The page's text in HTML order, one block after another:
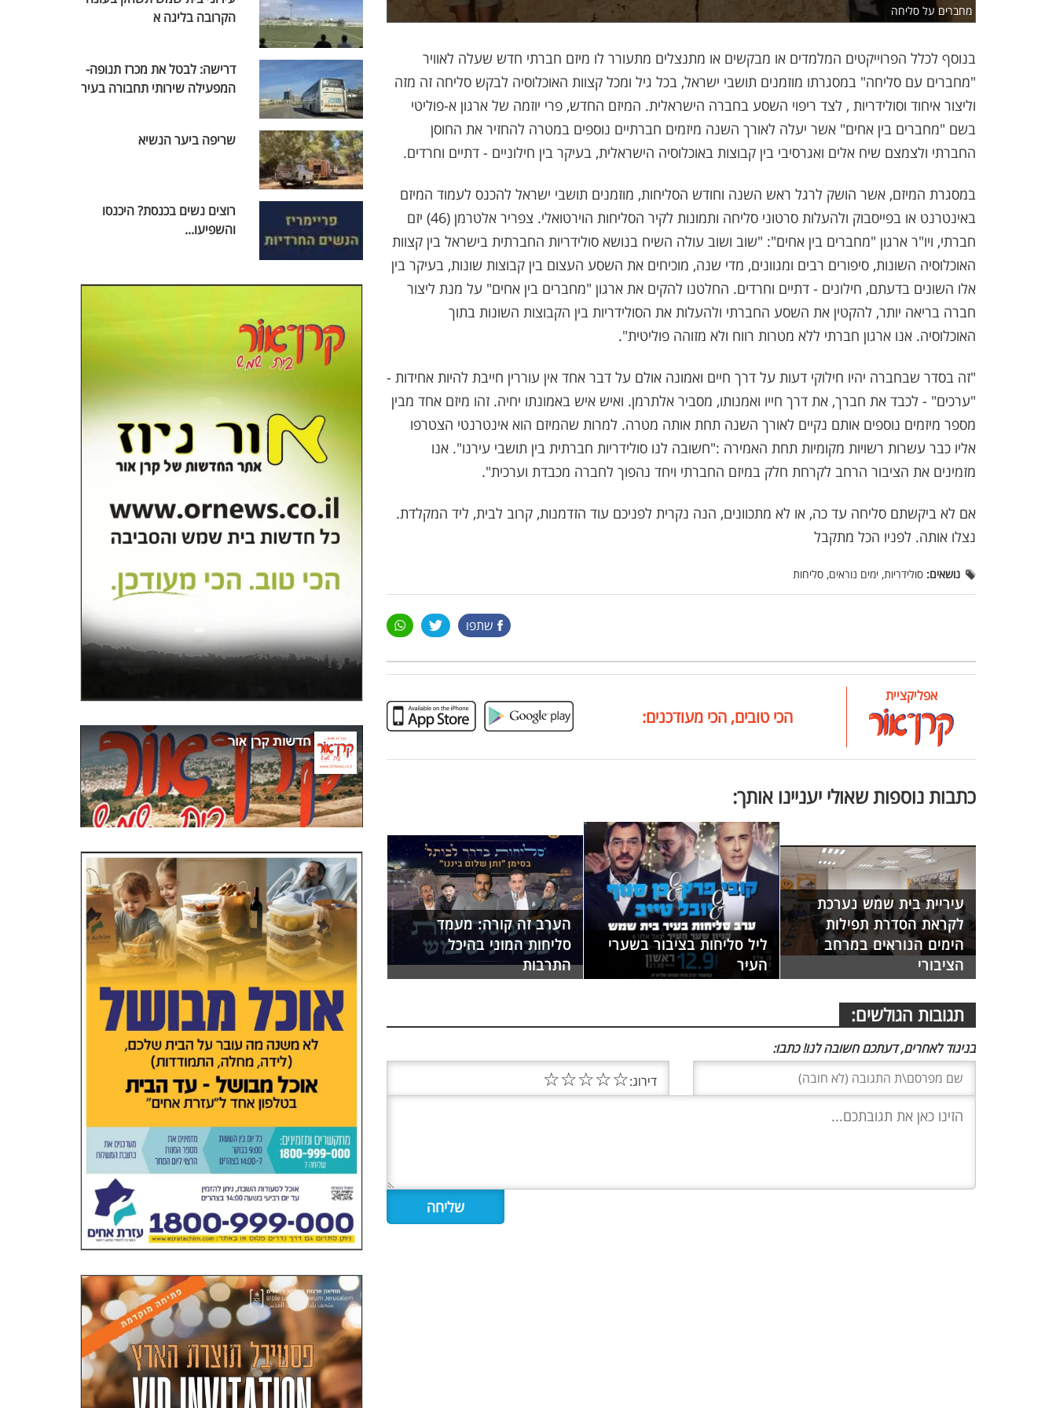
מחברים על סליחה
בנוסף לכלל הפרוייקטים המלמדים או מבקשים או מתנצלים מתעורר לו מיזם חברתי חדש שעלה לאוויר
"מחברים עם סליחה" במסגרתו מוזמנים תושבי ישראל, בכל גיל ומכל קצוות האוכלוסיה לבקש סליחה זה מזה
וליצור איחוד וסולידריות , לצד ריפוי השסע בחברה הישראלית. המיזם החדש, פרי יוזמה של ארגון א-פוליטי
בשם "מחברים בין אחים" אשר יעלה לאורך השנה מיזמים חברתיים נוספים במטרה להחזיר את החוסן
החברתי ולצמצם שיח אלים ואגרסיבי בין קבוצות באוכלוסיה הישראלית, בעיקר בין חילוניים - דתיים וחרדים.
במסגרת המיזם, אשר הושק לרגל ראש השנה וחודש הסליחות, מוזמנים תושבי ישראל להכנס לעמוד המיזם
באינטרנט או בפייסבוק ולהעלות סרטוני סליחה ותמונות לקיר הסליחות הוירטואלי. צפריר אלטרמן (46) יזם
חברתי, ויו"ר ארגון "מחברים בין אחים": "שוב ושוב עולה השיח בנושא סולידריות החברתית בישראל בין קצוות
האוכלוסיה השונות, סיפורים רבים ומגוונים, מדי שנה, מוכיחים את השסע העצום בין קבוצות שונות, בעיקר בין
אלו השונים בדעתם, חילונים - דתיים וחרדים. החלטנו להקים את ארגון "מחברים בין אחים" על מנת ליצור
חברה בריאה יותר, להקטין את השסע החברתי ולהעלות את הסולידריות בין הקבוצות השונות בתוך
האוכלוסיה. אנו ארגון חברתי ללא מטרות רווח ולא מזוהה פוליטית".
"זה בסדר שבחברה יהיו חילוקי דעות על דרך חיים ואמונה אולם על דבר אחד אין עוררין חייבת להיות אחידות -
"ערכים" - לכבד את חברך, את דרך חייו ואמנותו, מסביר אלתרמן. ואיש איש באמונתו יחיה. זהו מיזם אחד מבין
מספר מיזמים נוספים אותם נקיים לאורך השנה תחת אותה מטרה. למרות שהמיזם הוא אינטרנטי הצטרפו
אליו כבר עשרות רשויות מקומיות תחת האמירה :"חשובה לנו סולידריות חברתית בין תושבי עירנו". אנו
מזמינים את הציבור הרחב לקרחת חלק במיזם החברתי ויחד נהפוך לחברה מכבדת וערכית".
אם לא ביקשתם סליחה עד כה, או לא מתכוונים, הנה נקרית לפניכם עוד הזדמנות, קרוב לבית, ליד המקלדת.
נצלו אותה. לפניו הכל מתקבל
נושאים: סולידריות, ימים נוראים, סליחות
שתפו
אפליקציית
הכי טובים, הכי מעודכנים:
כתבות נוספות שאולי יעניינו אותך:
עיריית בית שמש נערכת
לקראת הסדרת תפילות
הימים הנוראים במרחב
הציבורי
ליל סליחות בציבור בשערי
העיר
הערב זה קורה: מעמד
סליחות המוני בהיכל
התרבות
תגובות הגולשים:
בניגוד לאחרים, דעתכם חשובה לנו! כתבו:
דירוג:☆
☆
☆
☆
☆
הקרובה בליגה א
דרישה: לבטל את מכרז תנופה-
המפעילה שירותי תחבורה בעיר
שריפה ביער הנשיא
רוצים נשים בכנסת? היכנסו
והשפיעו...